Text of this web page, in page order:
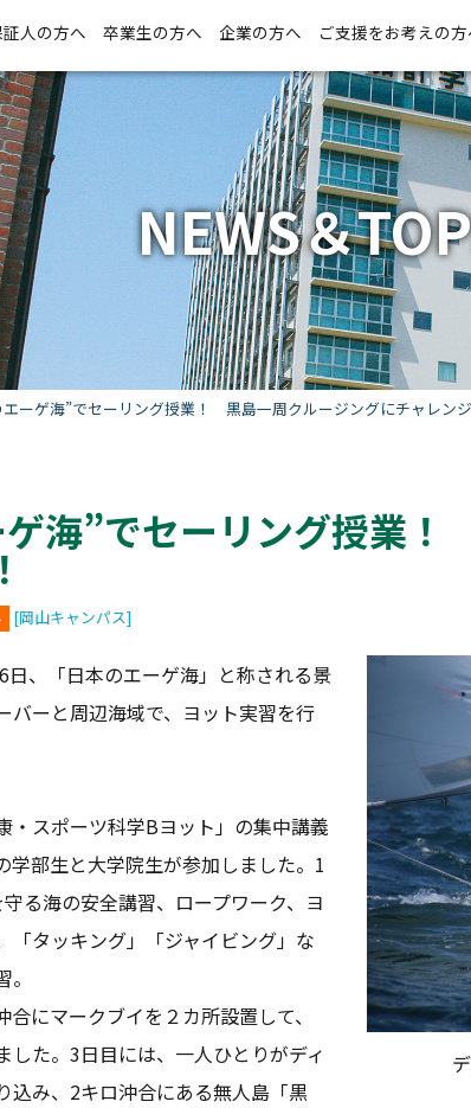
人の方へ 卒業生の方へ 企業の方へ ご支援をお考えの方
NEWS＆
エーゲ海”でセーリング授業！ 黒島一周クルージングにチャレンジ
海”でセーリング授業
[岡山キャンパス]
、「日本のエーゲ海」と称される景
バーと周辺海域で、ヨット実習を行
スポーツ科学Bヨット」の集中講義
学部生と大学院生が参加しました。1
る海の安全講習、ロープワーク、ヨ
「タッキング」「ジャイビング」な
にマークブイを２カ所設置して、
した。3日目には、一人ひとりがディ
込み、2キロ沖合にある無人島「黒